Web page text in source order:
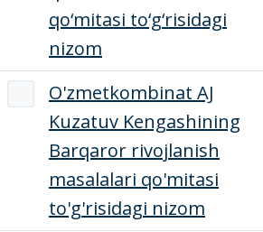
qo‘mitasi to‘g‘risidagi
nizom
O'zmetkombinat AJ
Kuzatuv Kengashining
Barqaror rivojlanish
masalalari qo'mitasi
to'g'risidagi nizom